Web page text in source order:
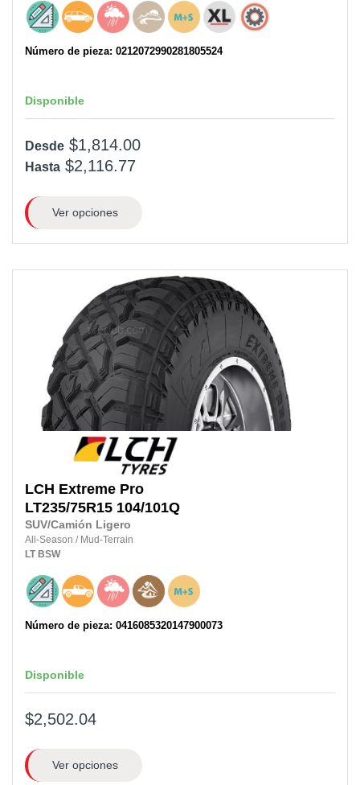
Número de pieza: 0212072990281805524
Disponible
Desde $1,814.00
Hasta $2,116.77
Ver opciones
LCH Extreme Pro
LT235/75R15 104/101Q
SUV/Camión Ligero
All-Season / Mud-Terrain
LT BSW
Número de pieza: 0416085320147900073
Disponible
$2,502.04
Ver opciones